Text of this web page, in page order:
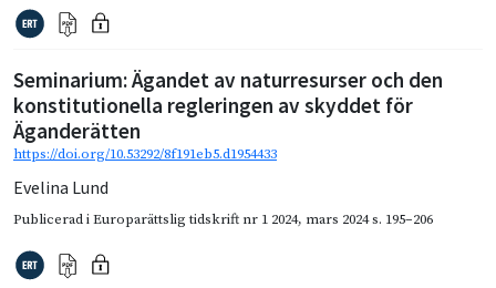
Seminarium: Ägandet av naturresurser och den
konstitutionella regleringen av skyddet för
Äganderätten
https://doi.org/10.53292/8f191eb5.d1954433
Evelina Lund
Publicerad iEuroparättslig tidskrift nr 1 2024, mars 2024s. 195–206